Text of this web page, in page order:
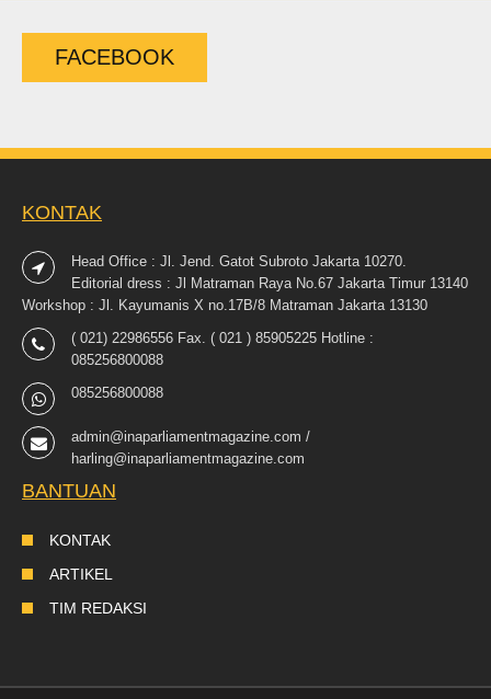
FACEBOOK
KONTAK
Head Office : Jl. Jend. Gatot Subroto Jakarta 10270.
Editorial dress : Jl Matraman Raya No.67 Jakarta Timur 13140
Workshop : Jl. Kayumanis X no.17B/8 Matraman Jakarta 13130
( 021) 22986556 Fax. ( 021 ) 85905225 Hotline :
085256800088
085256800088
admin@inaparliamentmagazine.com /
harling@inaparliamentmagazine.com
BANTUAN
KONTAK
ARTIKEL
TIM REDAKSI